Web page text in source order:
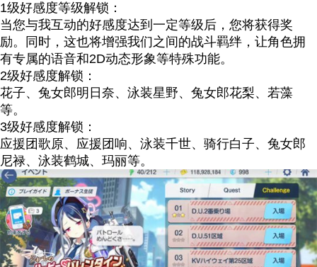
1级好感度等级解锁：
当您与我互动的好感度达到一定等级后，您将获得奖
励。同时，这也将增强我们之间的战斗羁绊，让角色拥
有专属的语音和2D动态形象等特殊功能。
2级好感度解锁：
花子、兔女郎明日奈、泳装星野、兔女郎花梨、若藻
等。
3级好感度解锁：
应援团歌原、应援团响、泳装千世、骑行白子、兔女郎
尼禄、泳装鹤城、玛丽等。